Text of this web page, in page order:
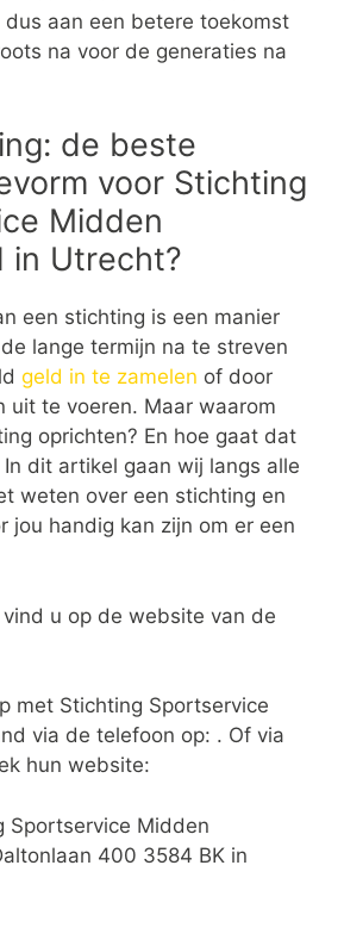
aan een betere toekomst
na voor de generaties na
de beste
voor Stichting
Midden
in Utrecht?
een stichting is een manier
lange termijn na te streven
geld in te zamelen of door
uit te voeren. Maar waarom
oprichten? En hoe gaat dat
dit artikel gaan wij langs alle
weten over een stichting en
jou handig kan zijn om er een
u op de website van de
met Stichting Sportservice
via de telefoon op: . Of via
hun website:
Sportservice Midden
400 3584 BK in